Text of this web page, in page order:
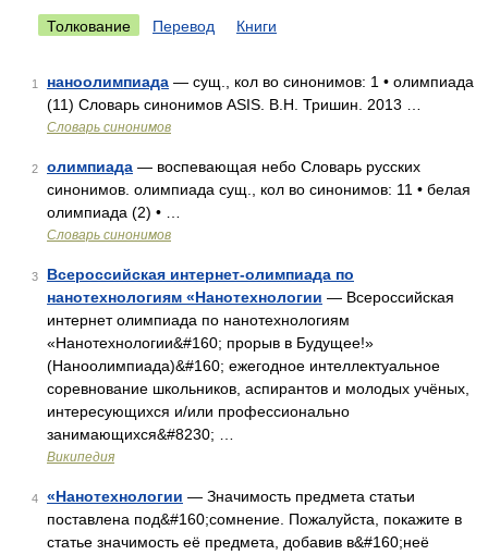
Толкование Перевод Книги
1 наноолимпиада — сущ., кол во синонимов: 1 • олимпиада
(11) Словарь синонимов ASIS. В.Н. Тришин. 2013 …
Словарь синонимов
2 олимпиада — воспевающая небо Словарь русских
синонимов. олимпиада сущ., кол во синонимов: 11 • белая
олимпиада (2) • …
Словарь синонимов
3
Всероссийская интернет-олимпиада по
нанотехнологиям «Нанотехнологии — Всероссийская
интернет олимпиада по нанотехнологиям
«Нанотехнологии&#160; прорыв в Будущее!»
(Наноолимпиада)&#160; ежегодное интеллектуальное
соревнование школьников, аспирантов и молодых учёных,
интересующихся и/или профессионально
занимающихся&#8230; …
Википедия
4 «Нанотехнологии — Значимость предмета статьи
поставлена под&#160;сомнение. Пожалуйста, покажите в
статье значимость её предмета, добавив в&#160;неё